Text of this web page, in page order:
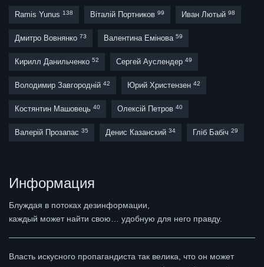
Ramis Yunus 138 Віталій Портников 99 Иван Лютый 98
Дмитро Вовнянко 73 Валентина Емінова 59
Кирилл Данильченко 52 Сергей Ауслендер 49
Володимир Завгородній 42 Юрий Христензен 42
Костянтин Машовець 40 Олексій Петров 40
Валерій Прозапас 35 Денис Казанский 34 Гліб Бабіч 29
Информация
Блуждая в потоках дезинформации,
каждый может найти свою… удобную для него правду.
Власть искусного пропагандиста так велика, что он может